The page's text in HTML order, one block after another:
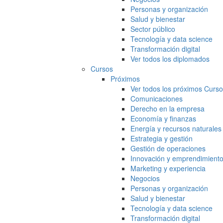
Personas y organización
Salud y bienestar
Sector público
Tecnología y data science
Transformación digital
Ver todos los diplomados
Cursos
Próximos
Ver todos los próximos
Comunicaciones
Derecho en la empresa
Economía y finanzas
Energía y recursos naturales
Estrategia y gestión
Gestión de operaciones
Innovación y emprendimiento
Marketing y experiencia
Negocios
Personas y organización
Salud y bienestar
Tecnología y data science
Transformación digital